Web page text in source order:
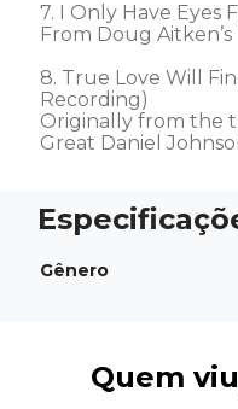
7. I Only Have Eyes
From Doug Aitken’s
8. True Love Will
Recording)
Originally from the
Great Daniel
Gênero
Quem